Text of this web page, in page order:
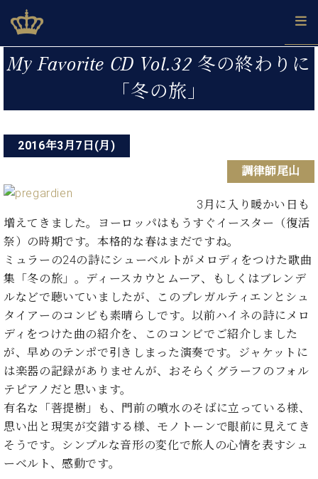
to
content
ベヒシュタインジャパン公式サイト
BECHSTEIN JAPAN Official Site
カ
タ
ベ
シ
ュ
コ
ン
サ
ー
ト /
C.
ベ
ヒ
シ
タ
イ
ン
レ
ジ
デ
ン
展
ア
ノ
技
ュ
タ
の
ラ
ン
ド
ピ
ア
ノ
を
作
る
こ
と
音
と
タ
ベ
ヒ
シ
タ
イ
ン
の
秘
の
名
ヒ
ュ
タ
イ
ン
ブ
ラ
ド
ヒ
ス
ト
リ
ガ
会
録
案
内
各
店
舗
か
の
お
知
ら
せ
荷
情
タ
で、
奏
し
た
い！
び
た
い！
録
音
た
い！
と
い
う
報
用
情
報
ベ
シ
ュ
タ
イ
ン・
サ
ン
会
員
ベ
My Favorite CD Vol.32 冬の終わりに
「冬の旅」
2016年3月7日(月)
調律師尾山
3月に入り暖かい日も
増えてきました。ヨーロッパはもうすぐイースター（復活
祭）の時期です。本格的な春はまだですね。
ミュラーの24の詩にシューベルトがメロディをつけた歌曲
集「冬の旅」。ディースカウとムーア、もしくはブレンデ
ルなどで聴いていましたが、このプレガルティエンとシュ
タイアーのコンビも素晴らしです。以前ハイネの詩にメロ
ディをつけた曲の紹介を、このコンビでご紹介しました
が、早めのテンポで引きしまった演奏です。ジャケットに
は楽器の記録がありませんが、おそらくグラーフのフォル
テピアノだと思います。
有名な「菩提樹」も、門前の噴水のそばに立っている様、
思い出と現実が交錯する様、モノトーンで眼前に見えてき
そうです。シンプルな音形の変化で旅人の心情を表すシュ
ーベルト、感動です。
投
ゲ
シ
ョ
ン